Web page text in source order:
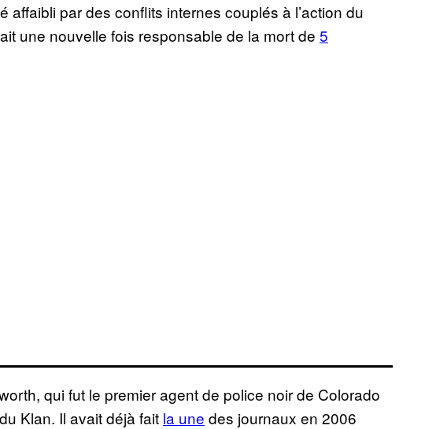
affaibli par des conflits internes couplés à l’action du
une nouvelle fois responsable de la mort de 5
qui fut le premier agent de police noir de Colorado
Klan. Il avait déjà fait la une des journaux en 2006